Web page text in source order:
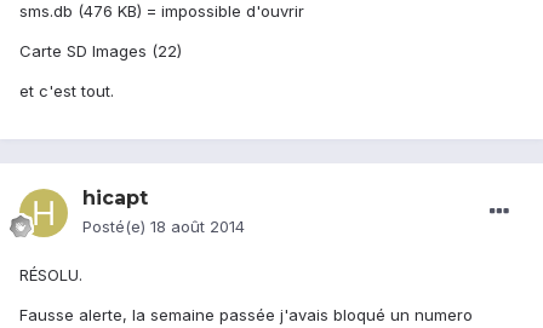
sms.db (476 KB) = impossible d'ouvrir
Carte SD Images (22)
et c'est tout.
hicapt
Posté(e) 18 août 2014
RÉSOLU.
Fausse alerte, la semaine passée j'avais bloqué un numero